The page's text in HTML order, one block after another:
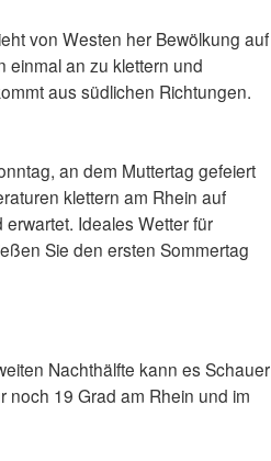
von Westen her Bewölkung auf
einmal an zu klettern und
aus südlichen Richtungen.
an dem Muttertag gefeiert
klettern am Rhein auf
Ideales Wetter für
Sie den ersten Sommertag
Nachthälfte kann es Schauer
noch 19 Grad am Rhein und im